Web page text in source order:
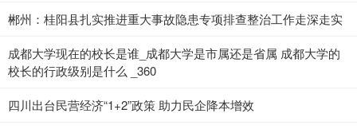
郴州：桂阳县扎实推进重大事故隐患专项排查整治工作走深走实
成都大学现在的校长是谁_成都大学是市属还是省属 成都大学的
校长的行政级别是什么 _360
四川出台民营经济“1+2”政策 助力民企降本增效